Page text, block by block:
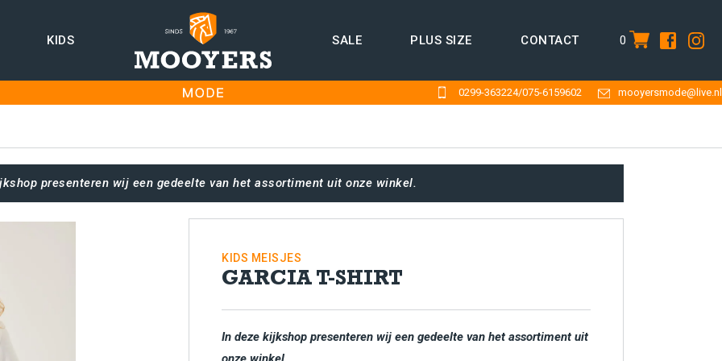
0 item
KIDS SALE PLUS SIZE CONTACT
0299-363224/075-6159602 mooyersmode@live.nl
presenteren wij een gedeelte van het assortiment uit onze winkel.
KIDS MEISJES
GARCIA T-SHIRT
In deze kijkshop presenteren wij een gedeelte van het assortiment uit